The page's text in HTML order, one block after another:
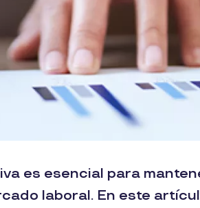
es esencial para
laboral. En este